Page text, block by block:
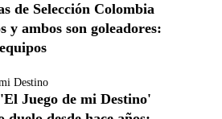
de Selección Colombia
y ambos son goleadores:
Destino
Juego de mi Destino'